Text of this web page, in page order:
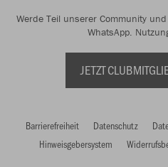
Werde Teil unserer Community
WhatsApp.
JETZT
Barrierefreiheit Datenschutz
Hinweisgebersystem